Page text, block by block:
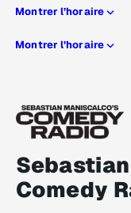
Montrer l’horaire
Montrer l’horaire
Comedy